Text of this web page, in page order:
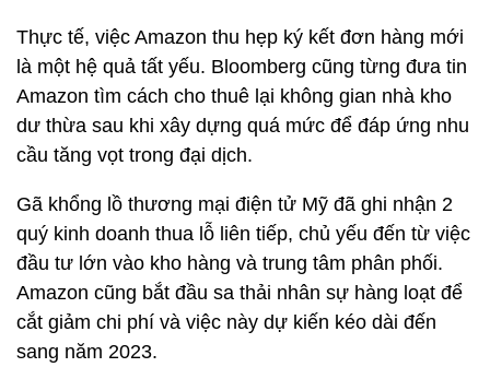
Thực tế, việc Amazon thu hẹp ký kết đơn hàng mới
là một hệ quả tất yếu. Bloomberg cũng từng đưa tin
Amazon tìm cách cho thuê lại không gian nhà kho
dư thừa sau khi xây dựng quá mức để đáp ứng nhu
cầu tăng vọt trong đại dịch.
Gã khổng lồ thương mại điện tử Mỹ đã ghi nhận 2
quý kinh doanh thua lỗ liên tiếp, chủ yếu đến từ việc
đầu tư lớn vào kho hàng và trung tâm phân phối.
Amazon cũng bắt đầu sa thải nhân sự hàng loạt để
cắt giảm chi phí và việc này dự kiến kéo dài đến
sang năm 2023.